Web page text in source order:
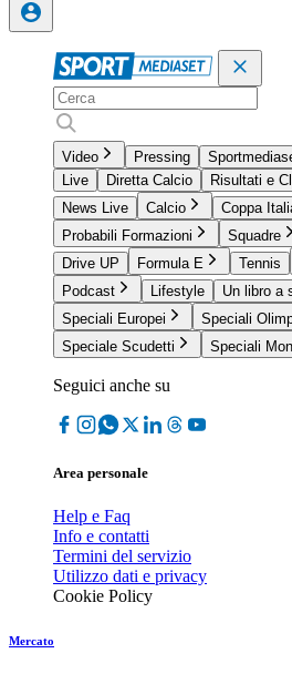
Video Pressing
Live
Diretta Calcio
Risultati e
News Live
Calcio Coppa
Probabili Formazioni
Squadre
Drive UP
Formula E Tennis
Podcast
Lifestyle
Un libro a
Speciali Europei
Speciali
Speciale Scudetti
Speciali
Seguici anche su
Area personale
Help e Faq
Info e contatti
Termini del servizio
Utilizzo dati e privacy
Cookie Policy
Mercato